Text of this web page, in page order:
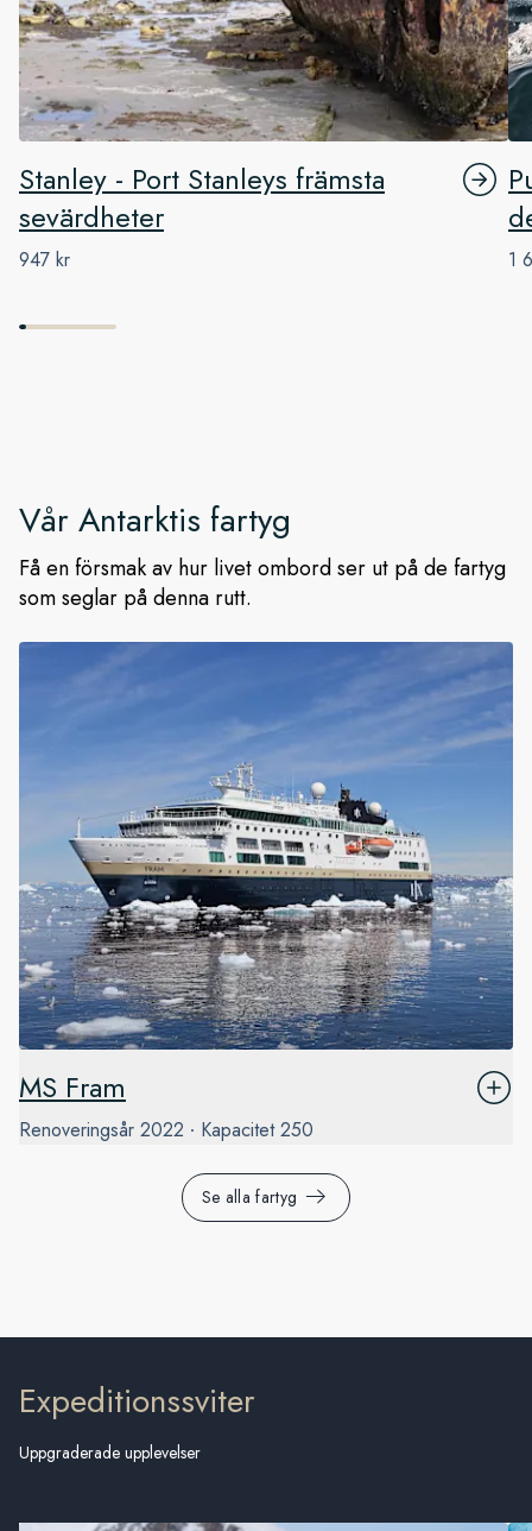
Stanley - Port Stanleys främsta
sevärdheter
947 kr 1
VårAntarktis fartyg
Få en försmak av hur livet ombord ser ut på de fartyg
som seglar på denna rutt.
MS Fram
Renoveringsår 2022 Kapacitet 250
Se alla fartyg
Expeditionssviter
Uppgraderade upplevelser